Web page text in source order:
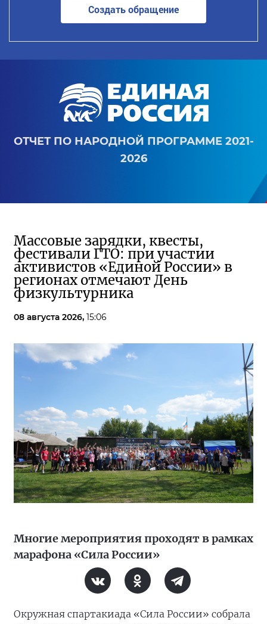
Создать обращение
ОТЧЕТ ПО НАРОДНОЙ ПРОГРАММЕ 2021-
2026
Массовые зарядки, квесты,
фестивали ГТО: при участии
активистов «Единой России» в
регионах отмечают День
физкультурника
08 августа 2026, 15:06
Многие мероприятия проходят в рамках
марафона «Сила России»
Окружная спартакиада «Сила России» собрала